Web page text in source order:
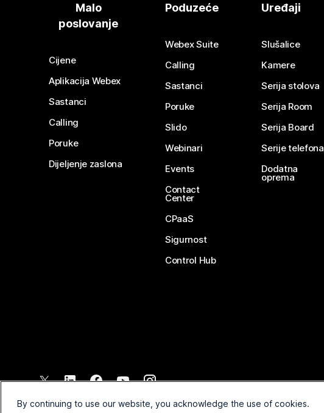
Malo
poslovanje
Cijene
Aplikacija Webex
Sastanci
Calling
Poruke
Dijeljenje zaslona
Poduzeće
Webex Suite
Calling
Sastanci
Poruke
Slido
Webinari
Events
Contact
Center
CPaaS
Sigurnost
Control Hub
Uređaji
Slušalice
Kamere
Serija stolova
Serija Room
Serija Board
Serije telefona
Dodatna
oprema
2026 Cisco i/ili njegova povezana društva. Sva prava pridržana.
By continuing to use our website, you acknowledge the use of cookies.